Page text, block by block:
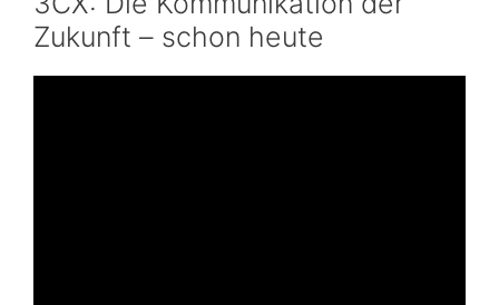
Zukunft – schon heute